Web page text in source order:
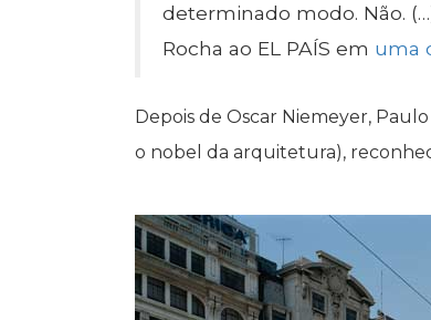
determinado modo. Não.
Rocha ao EL PAÍS em uma
Depois de Oscar Niemeyer,
o nobel da arquitetura),